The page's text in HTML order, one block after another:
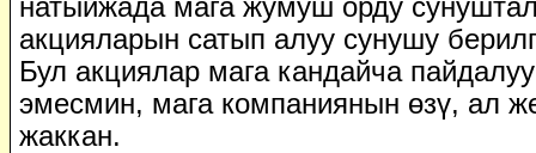
натыйжада мага жумуш орду
акцияларын сатып алуу сунушу
Бул акциялар мага кандайча
эмесмин, мага компаниянын өзү, ал
жаккан.